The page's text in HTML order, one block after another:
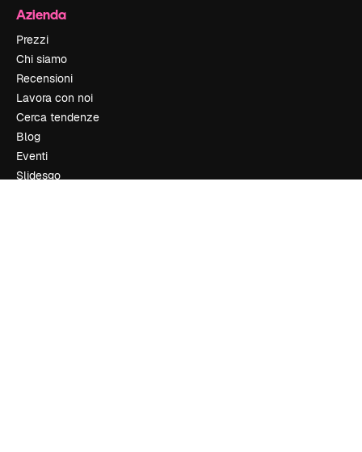
Azienda
Prezzi
Chi siamo
Recensioni
Lavora con noi
Cerca tendenze
Blog
Eventi
Slidesgo